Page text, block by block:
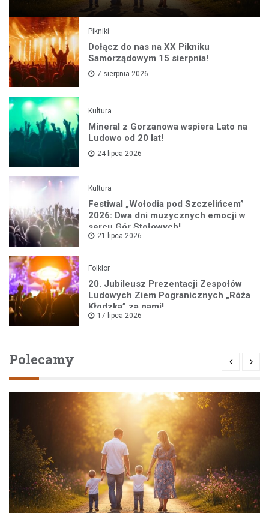
Pikniki
Dołącz do nas na XX Pikniku
Samorządowym 15 sierpnia!
7 sierpnia 2026
Kultura
Mineral z Gorzanowa wspiera Lato na
Ludowo od 20 lat!
24 lipca 2026
Kultura
Festiwal „Wołodia pod Szczelińcem”
2026: Dwa dni muzycznych emocji w
sercu Gór Stołowych!
21 lipca 2026
Folklor
20. Jubileusz Prezentacji Zespołów
Ludowych Ziem Pogranicznych „Róża
Kłodzka” za nami!
17 lipca 2026
Polecamy